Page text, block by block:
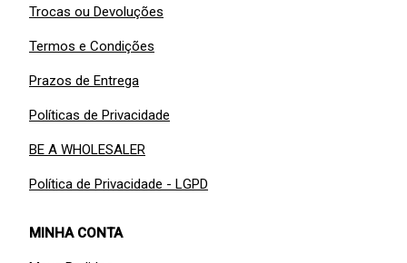
Trocas ou Devoluções
Termos e Condições
Prazos de Entrega
Políticas de Privacidade
BE A WHOLESALER
Política de Privacidade - LGPD
MINHA CONTA